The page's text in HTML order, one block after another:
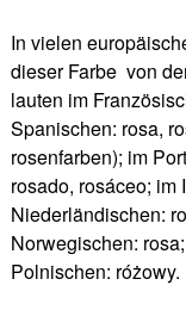
In vielen
dieser Farbe von
lauten im
Spanischen: rosa,
rosenfarben); im
rosado, rosáceo; im
Niederländischen:
Norwegischen:
Polnischen: różowy.